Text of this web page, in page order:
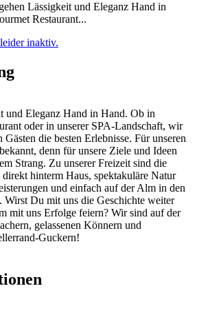
Lässigkeit und Eleganz Hand in
Restaurant...
inaktiv.
und Eleganz Hand in Hand. Ob in
oder in unserer SPA-Landschaft, wir
Gästen die besten Erlebnisse. Für unseren
denn für unsere Ziele und Ideen
Strang. Zu unserer Freizeit sind die
hinterm Haus, spektakuläre Natur
und einfach auf der Alm in den
Wirst Du mit uns die Geschichte weiter
mit uns Erfolge feiern? Wir sind auf der
gelassenen Könnern und
Guckern!